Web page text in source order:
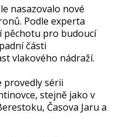
nasazovalo nové
Podle experta
pěchotu pro budoucí
části
vlakového nádraží.
provedly sérii
stejně jako v
Časova Jaru a